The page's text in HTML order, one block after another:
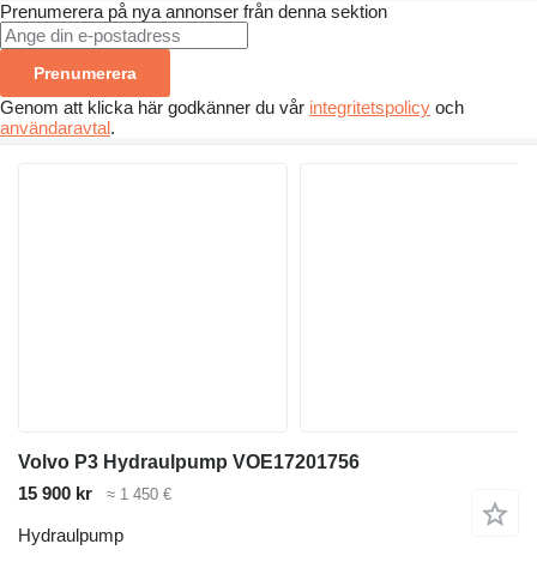
Prenumerera på nya annonser från denna sektion
Prenumerera
Genom att klicka här godkänner du vår integritetspolicy och
användaravtal.
Volvo P3 Hydraulpump VOE17201756
15 900 kr
≈ 1 450 €
Hydraulpump